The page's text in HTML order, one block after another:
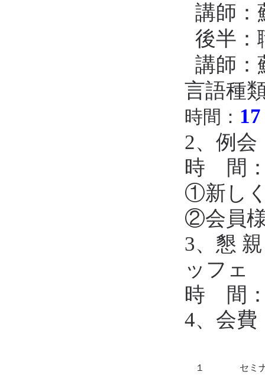
講師：
後半：
講師：
言語種
時間： 17
2、例会
時 間
①新し
②会員
3、懇
ッフェ
時 間
4、会費
１ セミ